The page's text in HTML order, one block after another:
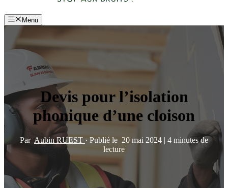
Menu
Devis pour l’isolation
phonique d’une cloison
Par Aubin RUEST · Publié le 20 mai 2024 | 4 minutes de
lecture